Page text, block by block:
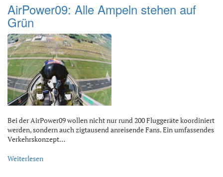
AirPower09: Alle Ampeln stehen auf
Grün
Bei der AirPower09 wollen nicht nur rund 200 Fluggeräte koordiniert
werden, sondern auch zigtausend anreisende Fans. Ein umfassendes
Verkehrskonzept…
Weiterlesen